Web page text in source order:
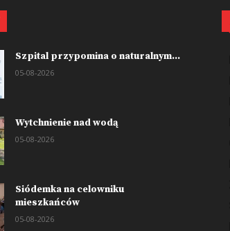
Szpital przypomina o naturalnym...
05-08-2026
Wytchnienie nad wodą
05-08-2026
Siódemka na celowniku
mieszkańców
05-08-2026